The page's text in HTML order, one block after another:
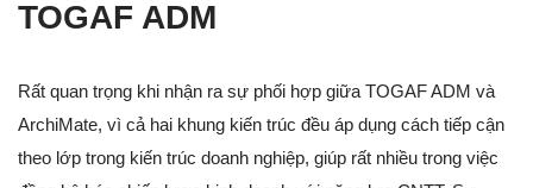
TOGAF ADM
Rất quan trọng khi nhận ra sự phối hợp giữa TOGAF ADM và
ArchiMate, vì cả hai khung kiến trúc đều áp dụng cách tiếp cận
theo lớp trong kiến trúc doanh nghiệp, giúp rất nhiều trong việc